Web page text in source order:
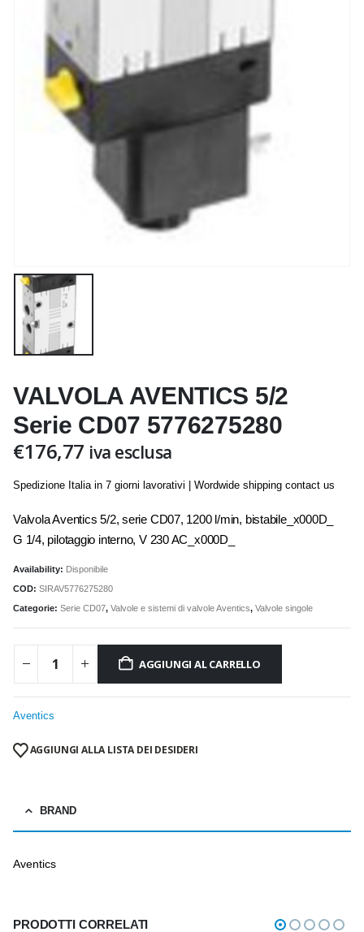
VALVOLA AVENTICS 5/2
Serie CD07 5776275280
€176,77 iva esclusa
Spedizione Italia in 7 giorni lavorativi | Wordwide shipping contact us
Valvola Aventics 5/2, serie CD07, 1200 l/min, bistabile_x000D_
G 1/4, pilotaggio interno, V 230 AC_x000D_
Availability: Disponibile
COD: SIRAV5776275280
Categorie: Serie CD07, Valvole e sistemi di valvole Aventics, Valvole singole
AGGIUNGI AL CARRELLO
Aventics
AGGIUNGI ALLA LISTA DEI DESIDERI
BRAND
Aventics
PRODOTTI CORRELATI